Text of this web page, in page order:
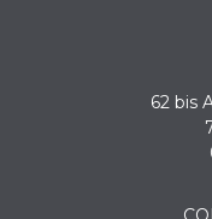
62 bis